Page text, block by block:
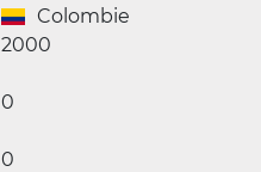
Colombie
2000
0
0